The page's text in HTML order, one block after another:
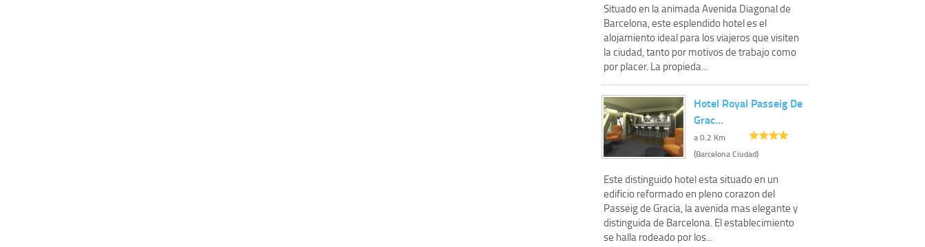
Situado en la animada Avenida Diagonal de
Barcelona, este esplendido hotel es el
alojamiento ideal para los viajeros que visiten
la ciudad, tanto por motivos de trabajo como
por placer. La propieda...
Hotel Royal Passeig De
Grac…
a 0.2 Km
(Barcelona Ciudad)
Este distinguido hotel esta situado en un
edificio reformado en pleno corazon del
Passeig de Gracia, la avenida mas elegante y
distinguida de Barcelona. El establecimiento
se halla rodeado por los...